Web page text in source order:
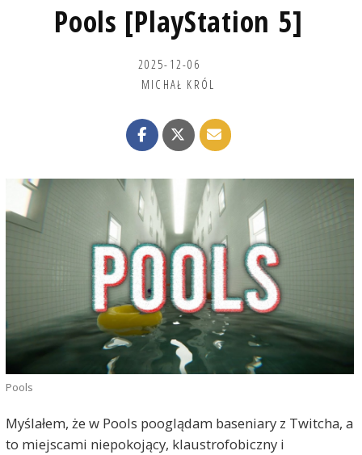
Pools [PlayStation 5]
2025-12-06
MICHAŁ KRÓL
Pools
Myślałem, że w Pools pooglądam baseniary z Twitcha, a
to miejscami niepokojący, klaustrofobiczny i